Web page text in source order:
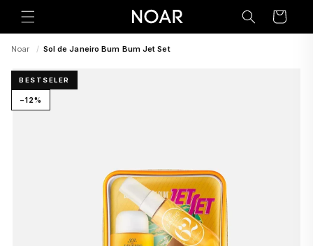
na
Korpa
Noar / Sol de Janeiro Bum Bum Jet Set
BESTSELER
−12%